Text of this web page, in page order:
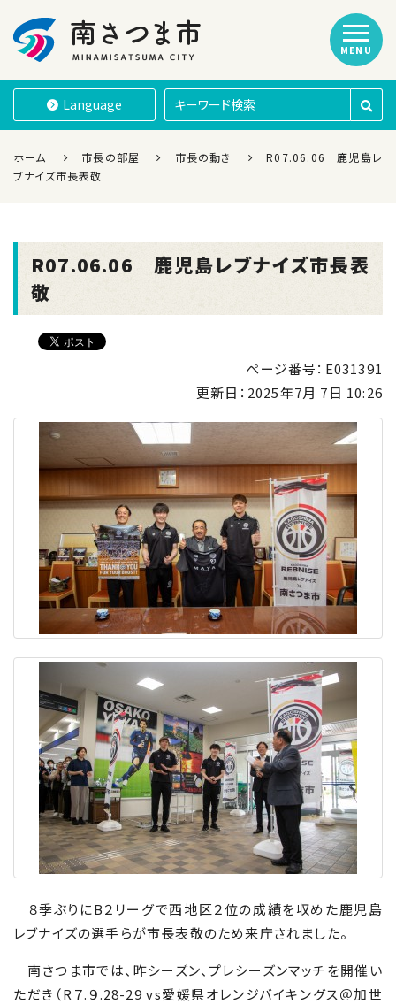
南さつま市
Language
MENU
ホーム 市長の部屋 市長の動き
R07.06.06 鹿児島レ
ブナイズ市長表敬
R07.06.06 鹿児島レブナイズ市長表
敬
ページ番号：E031391
更新日： 2025年7月 7日 10:26
８季ぶりにB２ リーグで西地区２位の成績を収めた鹿児島
レブナイズの選手らが市長表敬のため来庁されました。
南さつま市では、昨シーズン、プレシーズンマッチを開催い
ただき（R７.９.28-29 vs愛媛県オレンジバイキングス＠加世